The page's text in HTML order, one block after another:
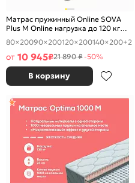
Матрас пружинный Online SOVA
Plus M Online нагрузка до 120 кг
800x2000
80×20090×200120×200140×200+2
от 10 945₽21 890 ₽-50%
В корзину